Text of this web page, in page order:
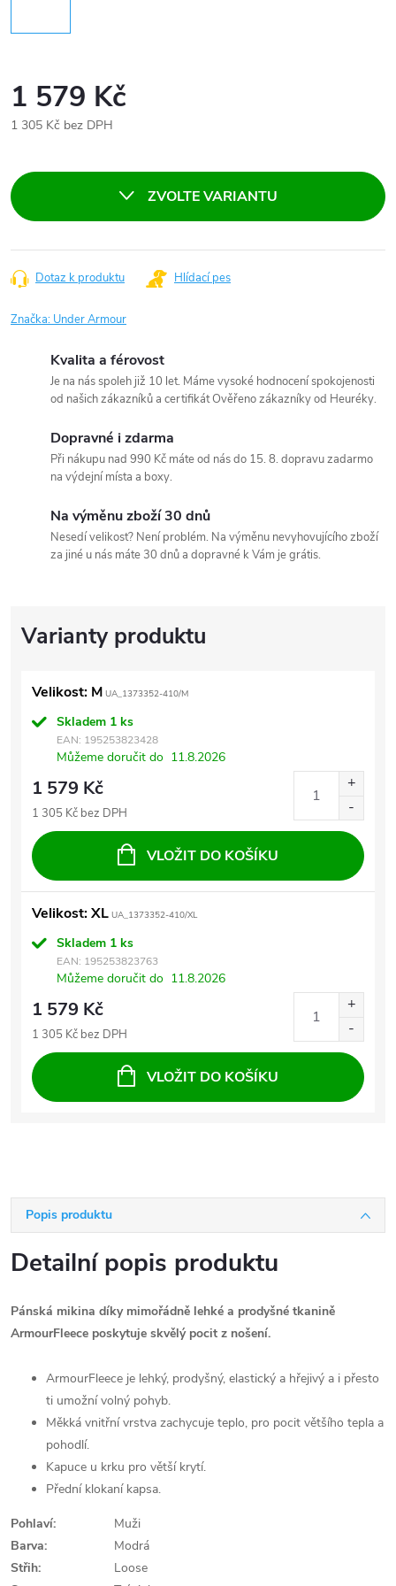
1 579 Kč
1 305 Kč bez DPH
ZVOLTE VARIANTU
Dotaz k produktu Hlídací pes
Značka: Under Armour
Kvalita a férovost
Je na nás spoleh již 10 let. Máme vysoké hodnocení spokojenosti
od našich zákazníků a certifikát Ověřeno zákazníky od Heuréky.
Dopravné i zdarma
Při nákupu nad 990 Kč máte od nás do 15. 8. dopravu zadarmo
na výdejní místa a boxy.
Na výměnu zboží 30 dnů
Nesedí velikost? Není problém. Na výměnu nevyhovujícího zboží
za jiné u nás máte 30 dnů a dopravné k Vám je grátis.
Velikost: M UA_1373352-410/M
Skladem 1 ks
EAN: 195253823428
Můžeme doručit do 11.8.2026
1 579 Kč
1 305 Kč bez DPH
VLOŽIT DO KOŠÍKU
Velikost: XL UA_1373352-410/XL
Skladem 1 ks
EAN: 195253823763
Můžeme doručit do 11.8.2026
1 579 Kč
1 305 Kč bez DPH
VLOŽIT DO KOŠÍKU
Popis produktu
Detailní popis produktu
Pánská mikina díky mimořádně lehké a prodyšné tkanině
ArmourFleece poskytuje skvělý pocit z nošení.
ArmourFleece je lehký, prodyšný, elastický a hřejivý a i přesto
ti umožní volný pohyb.
Měkká vnitřní vrstva zachycuje teplo, pro pocit většího tepla a
pohodlí.
Kapuce u krku pro větší krytí.
Přední klokaní kapsa.
Pohlaví:
Muži
Barva:
Modrá
Střih:
Loose